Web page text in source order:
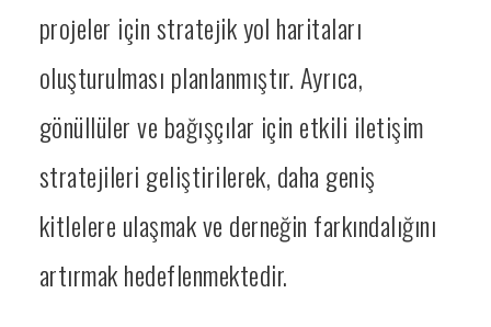
projeler için stratejik yol haritaları
oluşturulması planlanmıştır. Ayrıca,
gönüllüler ve bağışçılar için etkili iletişim
stratejileri geliştirilerek, daha geniş
kitlelere ulaşmak ve derneğin farkındalığını
artırmak hedeflenmektedir.